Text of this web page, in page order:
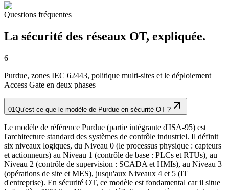
Questions fréquentes
La sécurité des réseaux OT, expliquée.
6
Purdue, zones IEC 62443, politique multi-sites et le déploiement
Access Gate en deux phases
01Qu'est-ce que le modèle de Purdue en sécurité OT ?
Le modèle de référence Purdue (partie intégrante d'ISA-95) est
l'architecture standard des systèmes de contrôle industriel. Il définit
six niveaux logiques, du Niveau 0 (le processus physique : capteurs
et actionneurs) au Niveau 1 (contrôle de base : PLCs et RTUs), au
Niveau 2 (contrôle de supervision : SCADA et HMIs), au Niveau 3
(opérations de site et MES), jusqu'aux Niveaux 4 et 5 (IT
d'entreprise). En sécurité OT, ce modèle est fondamental car il situe